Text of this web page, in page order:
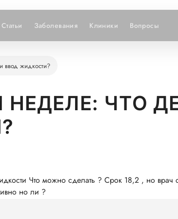
Статьи Заболевания Клиники Вопросы
ввод жидкости?
ЧТО
Что можно сделать ? Срок 18,2 , но
но ли ?